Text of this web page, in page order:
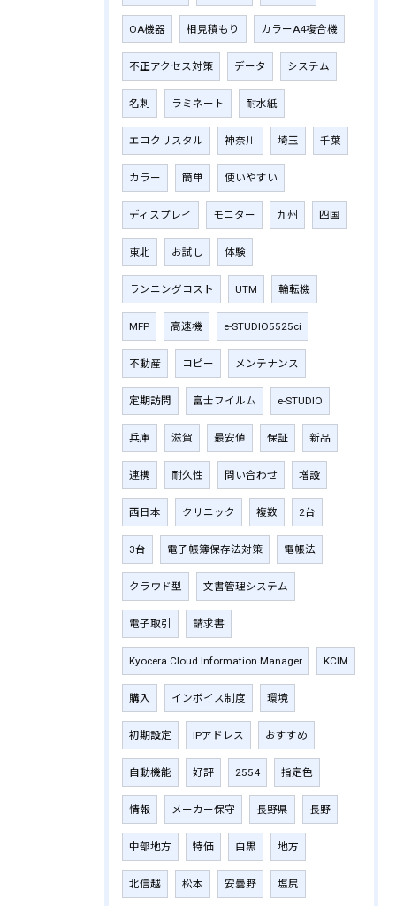
OA機器 相見積もり カラーA4複合機
不正アクセス対策 データ システム
名刺 ラミネート 耐水紙
エコクリスタル 神奈川 埼玉 千葉
カラー 簡単 使いやすい
ディスプレイ モニター 九州 四国
東北 お試し 体験
ランニングコスト UTM 輪転機
MFP 高速機 e-STUDIO5525ci
不動産 コピー メンテナンス
定期訪問 富士フイルム e-STUDIO
兵庫 滋賀 最安値 保証 新品
連携 耐久性 問い合わせ 増設
西日本 クリニック 複数 2台
3台 電子帳簿保存法対策 電帳法
クラウド型 文書管理システム
電子取引 請求書
Kyocera Cloud Information Manager KCIM
購入 インボイス制度 環境
初期設定 IPアドレス おすすめ
自動機能 好評 2554 指定色
情報 メーカー保守 長野県 長野
中部地方 特価 白黒 地方
北信越 松本 安曇野 塩尻